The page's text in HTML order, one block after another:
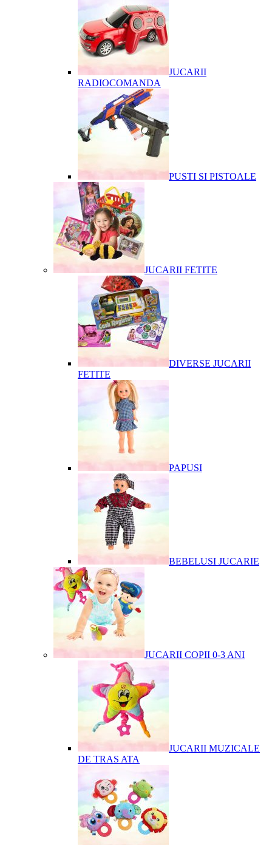
JUCARII
RADIOCOMANDA
PUSTI SI PISTOALE
JUCARII FETITE
DIVERSE JUCARII
FETITE
PAPUSI
BEBELUSI JUCARIE
JUCARII COPII 0-3 ANI
JUCARII MUZICALE
DE TRAS ATA